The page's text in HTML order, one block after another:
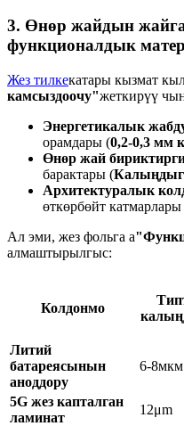
3. Өнөр жайдын
функционалдык
Жез тилкекатары кызмат
камсыздоочу"жеткирүү
Энергетикалык
орамдары (0,2-0,3 мм
Өнөр жай
барактары (
Архитектуралык
өткөрбөйт катмарлары
Ал эми, жез фольга а
алмаштырылгыс:
Колдонмо
Литий
батареясынын
аноддору
6-8мкм
5G жез капталган
ламинат
12μm